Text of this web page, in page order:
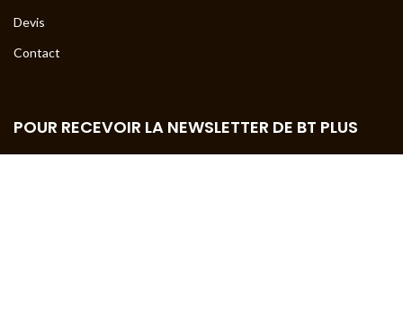
Devis
Contact
POUR RECEVOIR LA NEWSLETTER DE BT PLUS